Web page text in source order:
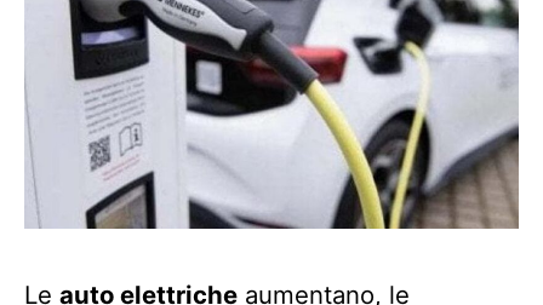
Le auto elettriche aumentano, le